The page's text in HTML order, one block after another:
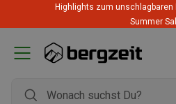
Highlights zum unschlagbaren
Summer